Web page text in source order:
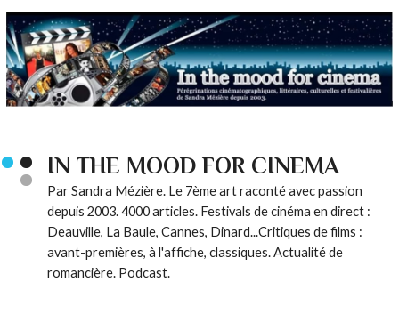
IN THE MOOD FOR CINEMA
Par Sandra Mézière. Le 7ème art raconté avec passion
depuis 2003. 4000 articles. Festivals de cinéma en direct :
Deauville, La Baule, Cannes, Dinard...Critiques de films :
avant-premières, à l'affiche, classiques. Actualité de
romancière. Podcast.